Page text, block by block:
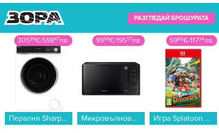
РАЗГЛЕДАЙ БРОШУРАТА
9999€/19557лв.
Микровълнова фурна Samsung MS23K3513AK/OL , 23 Литри, 800 W...
5999€/11734лв.
Игра Splatoon Raiders (NSW2)...
1499€/2932лв.
Bluetooth колонка Bitty Boomers Darth Vader - BITTYRVADER...